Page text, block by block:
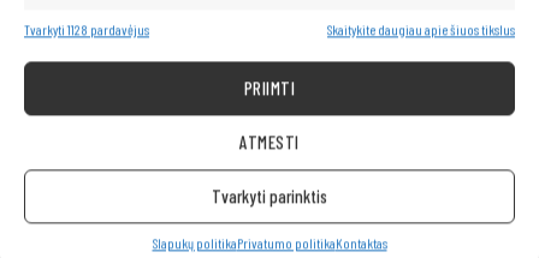
Tvarkyti 1128 pardavėjus Skaitykite daugiau apie šiuos tikslus
PRIIMTI
ATMESTI
Tvarkyti parinktis
Slapukų politikaPrivatumo politikaKontaktas